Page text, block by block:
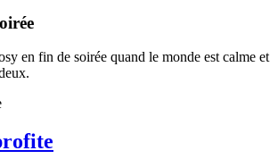
en fin de soirée quand le monde est calme et